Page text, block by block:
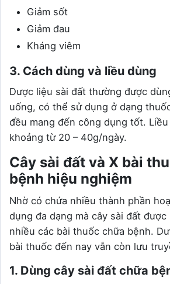
Giảm sốt
Giảm đau
Kháng viêm
3. Cách dùng và liều dùng
Dược liệu sài đất thường được
uống, có thể sử dụng ở dạng
đều mang đến công dụng tốt.
khoảng từ 20 – 40g/ngày.
Cây sài đất và X bài
bệnh hiệu nghiệm
Nhờ có chứa nhiều thành phần
dụng đa dạng mà cây sài đất
nhiều các bài thuốc chữa bệnh.
bài thuốc đến nay vẫn còn lưu
1. Dùng cây sài đất chữa